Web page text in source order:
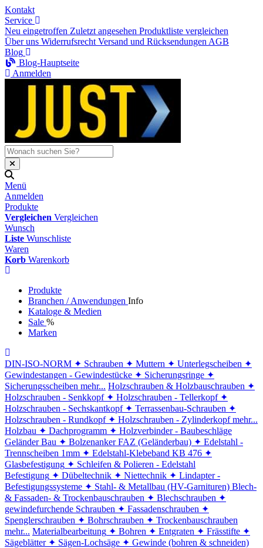
Kontakt
Service
Neu eingetroffen Zuletzt angesehen Produktliste vergleichen
Über uns Widerrufsrecht Versand und Rücksendungen AGB
Blog
Blog-Hauptseite
Anmelden
Menü
Anmelden
Produkte
Vergleichen Vergleichen
Wunsch
Liste Wunschliste
Waren
Korb Warenkorb
Produkte
Branchen / Anwendungen Info
Kataloge & Medien
Sale %
Marken
DIN-ISO-NORM ✦ Schrauben ✦ Muttern ✦ Unterlegscheiben ✦
Gewindestangen - Gewindestücke ✦ Sicherungsringe ✦
Sicherungsscheiben mehr... Holzschrauben & Holzbauschrauben ✦
Holzschrauben - Senkkopf ✦ Holzschrauben - Tellerkopf ✦
Holzschrauben - Sechskantkopf ✦ Terrassenbau-Schrauben ✦
Holzschrauben - Rundkopf ✦ Holzschrauben - Zylinderkopf mehr...
Holzbau ✦ Dachprogramm ✦ Holzverbinder - Baubeschläge
Geländer Bau ✦ Bolzenanker FAZ (Geländerbau) ✦ Edelstahl -
Trennscheiben 1mm ✦ Edelstahl-Klebeband KB 476 ✦
Glasbefestigung ✦ Schleifen & Polieren - Edelstahl
Befestigung ✦ Dübeltechnik ✦ Niettechnik ✦ Lindapter -
Befestigungssysteme ✦ Stahl- & Metallbau (HV-Garnituren) Blech-
& Fassaden- & Trockenbauschrauben ✦ Blechschrauben ✦
gewindefurchende Schrauben ✦ Fassadenschrauben ✦
Spenglerschrauben ✦ Bohrschrauben ✦ Trockenbauschrauben
mehr... Materialbearbeitung ✦ Bohren ✦ Entgraten ✦ Frässtifte ✦
Sägeblätter ✦ Sägen-Lochsäge ✦ Gewinde (bohren & schneiden)